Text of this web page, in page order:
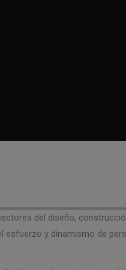
del diseño,
y dinamismo de